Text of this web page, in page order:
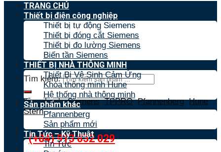
Tìm kiếm:
Tìm nhanh:Siemens,TPPRO,Pfannenberg,Hune,
Stern
(+84) 913 832 029
TRANG CHỦ
Thiết bị điện công nghiệp
Thiết bị tự động Siemens
Thiết bị đóng cắt Siemens
Thiết bị đo lường Siemens
Biến tần Siemens
THIẾT BỊ NHÀ THÔNG MINH
Thiết Bị Vệ Sinh Cảm Ứng
Khóa thông minh Hune
Hệ thống nhà thông minh
Sản phẩm khác
Pfannenberg
Sản phẩm mới
Tin Tức – Kỹ Thuật
Tin Tức